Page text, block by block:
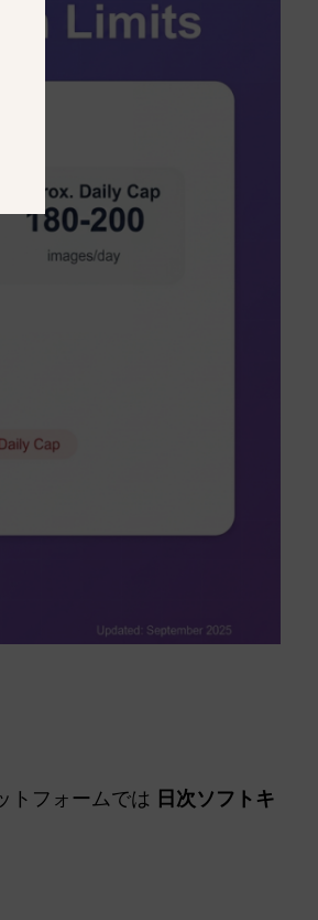
トフォームでは 日次ソフトキ